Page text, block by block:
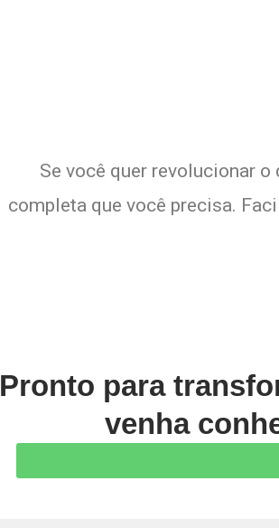
Se você quer revolucionar
completa que você precisa.
Pronto para
venha